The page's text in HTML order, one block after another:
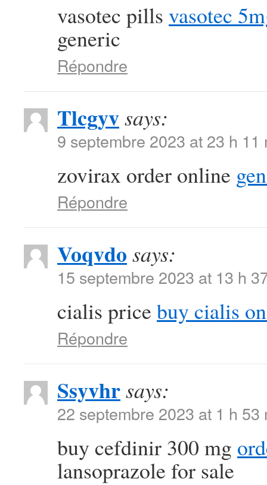
vasotec pills vasotec
generic
Répondre
Tlcgyvsays:
9 septembre 2023 at 23 h 11
zovirax order online
Répondre
Voqvdo says:
15 septembre 2023 at 13 h
cialis price buy cialis
Répondre
Ssyvhrsays:
22 septembre 2023 at 1 h 53
buy cefdinir 300 mg
lansoprazole for sale